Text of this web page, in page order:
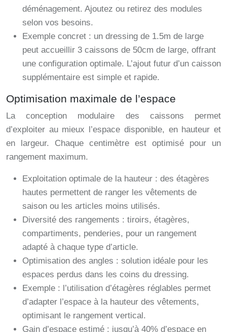
déménagement. Ajoutez ou retirez des modules
selon vos besoins.
Exemple concret : un dressing de 1.5m de large
peut accueillir 3 caissons de 50cm de large, offrant
une configuration optimale. L’ajout futur d’un caisson
supplémentaire est simple et rapide.
Optimisation maximale de l’espace
La conception modulaire des caissons permet
d’exploiter au mieux l’espace disponible, en hauteur et
en largeur. Chaque centimètre est optimisé pour un
rangement maximum.
Exploitation optimale de la hauteur : des étagères
hautes permettent de ranger les vêtements de
saison ou les articles moins utilisés.
Diversité des rangements : tiroirs, étagères,
compartiments, penderies, pour un rangement
adapté à chaque type d’article.
Optimisation des angles : solution idéale pour les
espaces perdus dans les coins du dressing.
Exemple : l’utilisation d’étagères réglables permet
d’adapter l’espace à la hauteur des vêtements,
optimisant le rangement vertical.
Gain d’espace estimé : jusqu’à 40% d’espace en